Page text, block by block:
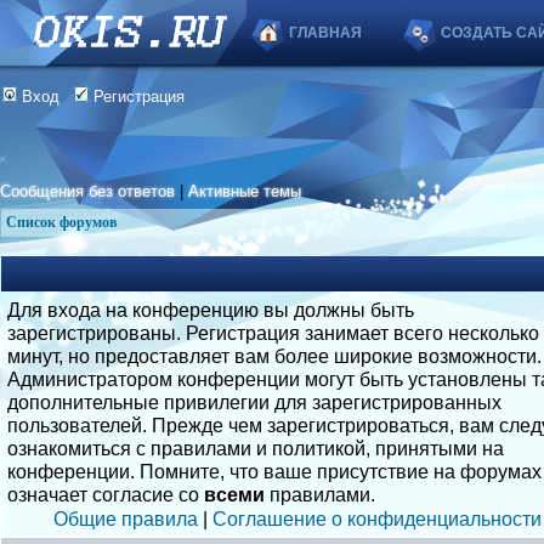
ГЛАВНАЯ СОЗДАТЬ
Вход Регистрация
Сообщения без ответов |Активные темы
Список форумов
Для входа на конференцию вы должны быть
зарегистрированы. Регистрация занимает всего несколько
минут, но предоставляет вам более широкие возможности.
Администратором конференции могут быть установлены
дополнительные привилегии для зарегистрированных
пользователей. Прежде чем зарегистрироваться, вам
ознакомиться с правилами и политикой, принятыми на
конференции. Помните, что ваше присутствие на форумах
означает согласие со всеми правилами.
Общие правила | Соглашение о конфиденциальности